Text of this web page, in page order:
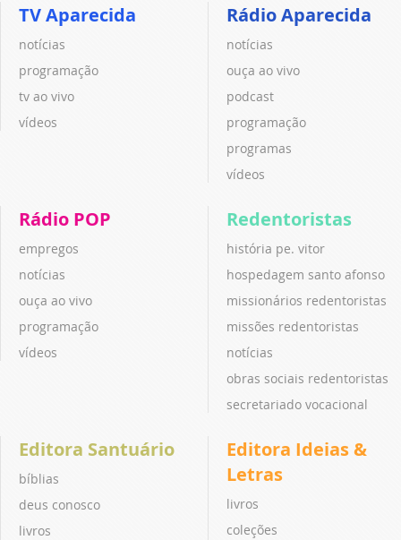
TV Aparecida
notícias
programação
tv ao vivo
vídeos
Rádio Aparecida
notícias
ouça ao vivo
podcast
programação
programas
vídeos
Rádio POP
empregos
notícias
ouça ao vivo
programação
vídeos
Redentoristas
história pe. vitor
hospedagem santo afonso
missionários redentoristas
missões redentoristas
notícias
obras sociais redentoristas
secretariado vocacional
Editora Santuário
bíblias
deus conosco
livros
Editora Ideias &
Letras
livros
coleções